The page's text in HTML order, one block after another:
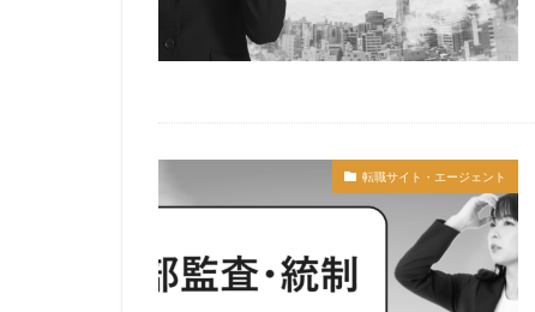
転職サイト・エージェント